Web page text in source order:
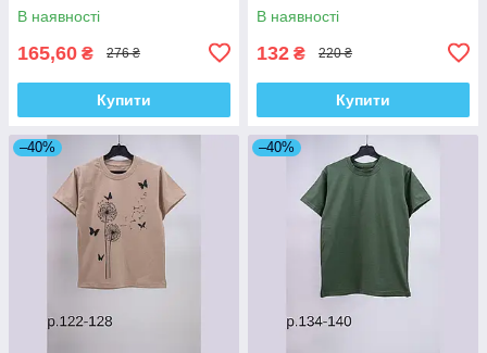
В наявності
165,60 ₴ 276 ₴
Купити
В наявності
132 ₴ 220 ₴
Купити
–40% –40%